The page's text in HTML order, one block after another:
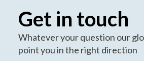
Get in touch
Whatever your question our
point you in the right direction